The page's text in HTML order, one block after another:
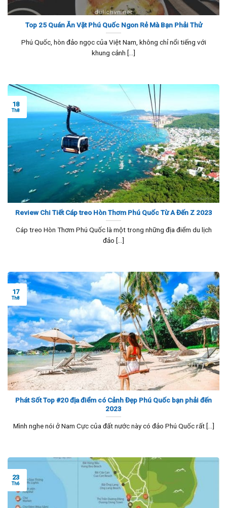
Top 25 Quán Ăn Vặt Phú Quốc Ngon Rẻ Mà Bạn Phải Thử
Phú Quốc, hòn đảo ngọc của Việt Nam, không chỉ nổi tiếng với
khung cảnh [...]
Review Chi Tiết Cáp treo Hòn Thơm Phú Quốc Từ A Đến Z 2023
Cáp treo Hòn Thơm Phú Quốc là một trong những địa điểm du lịch
đảo [...]
18
Th8
Phát Sốt Top #20 địa điểm có Cảnh Đẹp Phú Quốc bạn phải đến
2023
Mình nghe nói ở Nam Cực của đất nước này có đảo Phú Quốc rất [...]
17
Th8
23
Th6